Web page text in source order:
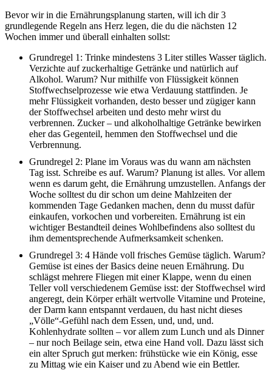
Bevor wir in die Ernährungsplanung starten, will ich dir 3
grundlegende Regeln ans Herz legen, die du die nächsten 12
Wochen immer und überall einhalten sollst:
Grundregel 1: Trinke mindestens 3 Liter stilles Wasser täglich.
Verzichte auf zuckerhaltige Getränke und natürlich auf
Alkohol. Warum? Nur mithilfe von Flüssigkeit können
Stoffwechselprozesse wie etwa Verdauung stattfinden. Je
mehr Flüssigkeit vorhanden, desto besser und zügiger kann
der Stoffwechsel arbeiten und desto mehr wirst du
verbrennen. Zucker – und alkoholhaltige Getränke bewirken
eher das Gegenteil, hemmen den Stoffwechsel und die
Verbrennung.
Grundregel 2: Plane im Voraus was du wann am nächsten
Tag isst. Schreibe es auf. Warum? Planung ist alles. Vor allem
wenn es darum geht, die Ernährung umzustellen. Anfangs der
Woche solltest du dir schon um deine Mahlzeiten der
kommenden Tage Gedanken machen, denn du musst dafür
einkaufen, vorkochen und vorbereiten. Ernährung ist ein
wichtiger Bestandteil deines Wohlbefindens also solltest du
ihm dementsprechende Aufmerksamkeit schenken.
Grundregel 3: 4 Hände voll frisches Gemüse täglich. Warum?
Gemüse ist eines der Basics deine neuen Ernährung. Du
schlägst mehrere Fliegen mit einer Klappe, wenn du einen
Teller voll verschiedenem Gemüse isst: der Stoffwechsel wird
angeregt, dein Körper erhält wertvolle Vitamine und Proteine,
der Darm kann entspannt verdauen, du hast nicht dieses
„Völle“-Gefühl nach dem Essen, und, und, und.
Kohlenhydrate sollten – vor allem zum Lunch und als Dinner
– nur noch Beilage sein, etwa eine Hand voll. Dazu lässt sich
ein alter Spruch gut merken: frühstücke wie ein König, esse
zu Mittag wie ein Kaiser und zu Abend wie ein Bettler.